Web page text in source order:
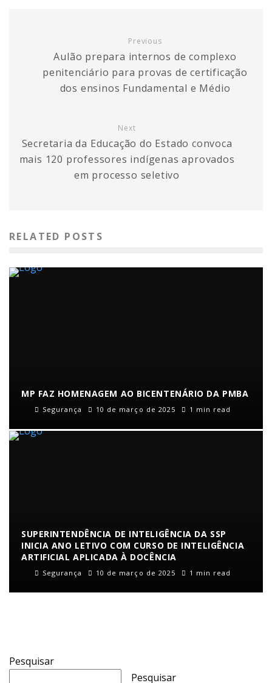
Previous
Aulão prepara internos de complexo
penitenciário para provas de certificação
dos ensinos Fundamental e Médio
Next
Secretaria da Educação do Estado convoca
mais 120 professores indígenas aprovados
em processo seletivo
RELATED POSTS
MP FAZ HOMENAGEM AO BICENTENÁRIO DA PMBA
Segurança 10 de março de 2025 1 min read
SUPERINTENDÊNCIA DE INTELIGÊNCIA DA SSP
INICIA ANO LETIVO COM CURSO DE INTELIGÊNCIA
ARTIFICIAL APLICADA À DOCÊNCIA
Segurança 10 de março de 2025 1 min read
Pesquisar
Pesquisar